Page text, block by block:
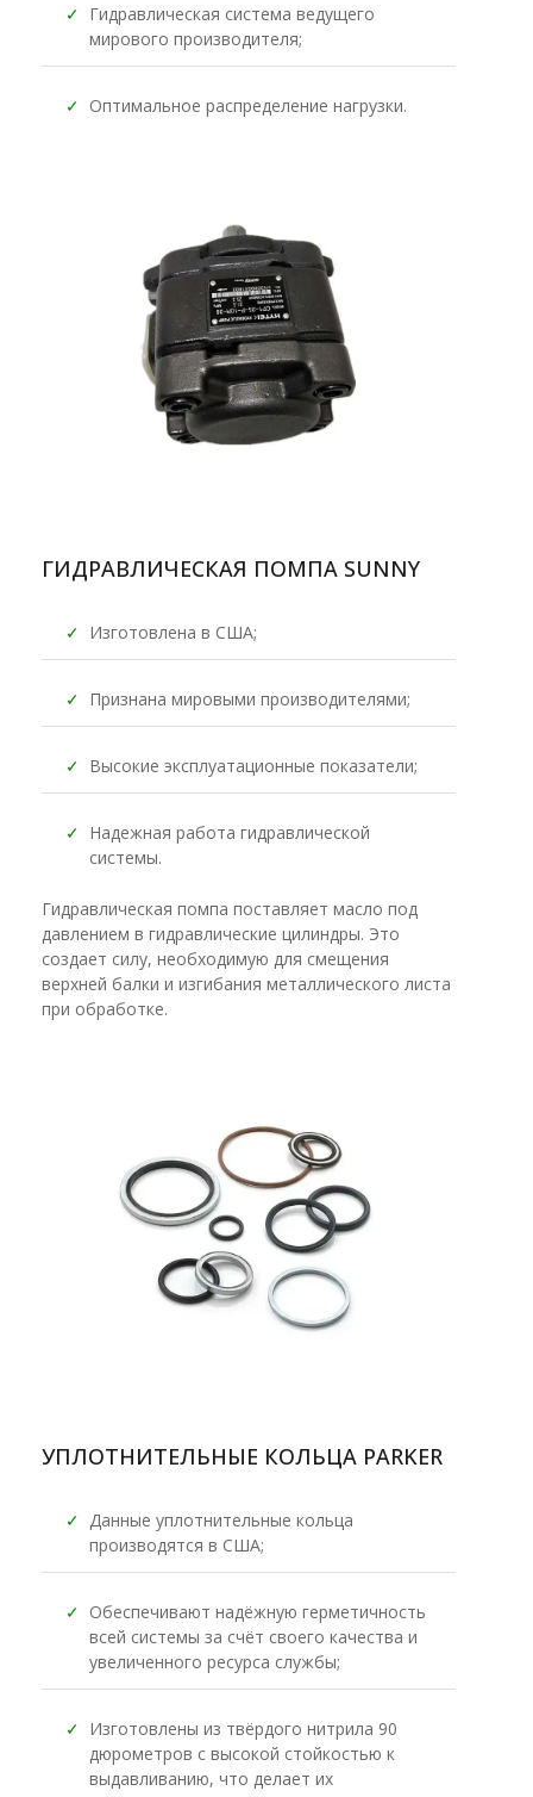
✓ Гидравлическая система ведущего
мирового производителя;
✓ Оптимальное распределение нагрузки.
ГИДРАВЛИЧЕСКАЯ ПОМПА SUNNY
✓ Изготовлена в США;
✓ Признана мировыми производителями;
✓ Высокие эксплуатационные показатели;
✓ Надежная работа гидравлической
системы.
Гидравлическая помпа поставляет масло под
давлением в гидравлические цилиндры. Это
создает силу, необходимую для смещения
верхней балки и изгибания металлического листа
при обработке.
УПЛОТНИТЕЛЬНЫЕ КОЛЬЦА PARKER
✓ Данные уплотнительные кольца
производятся в США;
✓ Обеспечивают надёжную герметичность
всей системы за счёт своего качества и
увеличенного ресурса службы;
✓ Изготовлены из твёрдого нитрила 90
дюрометров с высокой стойкостью к
выдавливанию, что делает их